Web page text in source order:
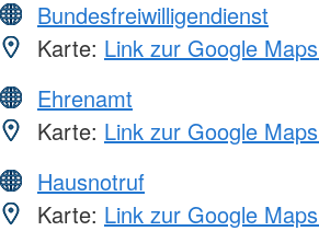
Bundesfreiwilligendienst
Karte: Link zur Google
Ehrenamt
Karte: Link zur Google
Hausnotruf
Karte: Link zur Google